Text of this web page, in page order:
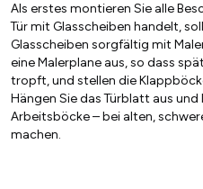
Als erstes montieren Sie alle
Tür mit Glasscheiben handelt,
Glasscheiben sorgfältig mit
eine Malerplane aus, so dass
tropft, und stellen die
Hängen Sie das Türblatt aus und
Arbeitsböcke – bei alten,
machen.